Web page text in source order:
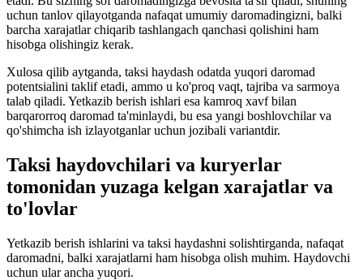
uchun tanlov qilayotganda nafaqat umumiy daromadingizni, balki
barcha xarajatlar chiqarib tashlangach qanchasi qolishini ham
hisobga olishingiz kerak.
Xulosa qilib aytganda, taksi haydash odatda yuqori daromad
potentsialini taklif etadi, ammo u ko'proq vaqt, tajriba va sarmoya
talab qiladi. Yetkazib berish ishlari esa kamroq xavf bilan
barqarorroq daromad ta'minlaydi, bu esa yangi boshlovchilar va
qo'shimcha ish izlayotganlar uchun jozibali variantdir.
Taksi haydovchilari va kuryerlar
tomonidan yuzaga kelgan xarajatlar va
to'lovlar
Yetkazib berish ishlarini va taksi haydashni solishtirganda, nafaqat
daromadni, balki xarajatlarni ham hisobga olish muhim. Haydovchi
uchun ular ancha yuqori.